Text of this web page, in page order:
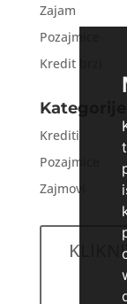
Zajam
Pozajmice
Kredit brzi
Kategorije
Krediti
Pozajmice
Zajmovi